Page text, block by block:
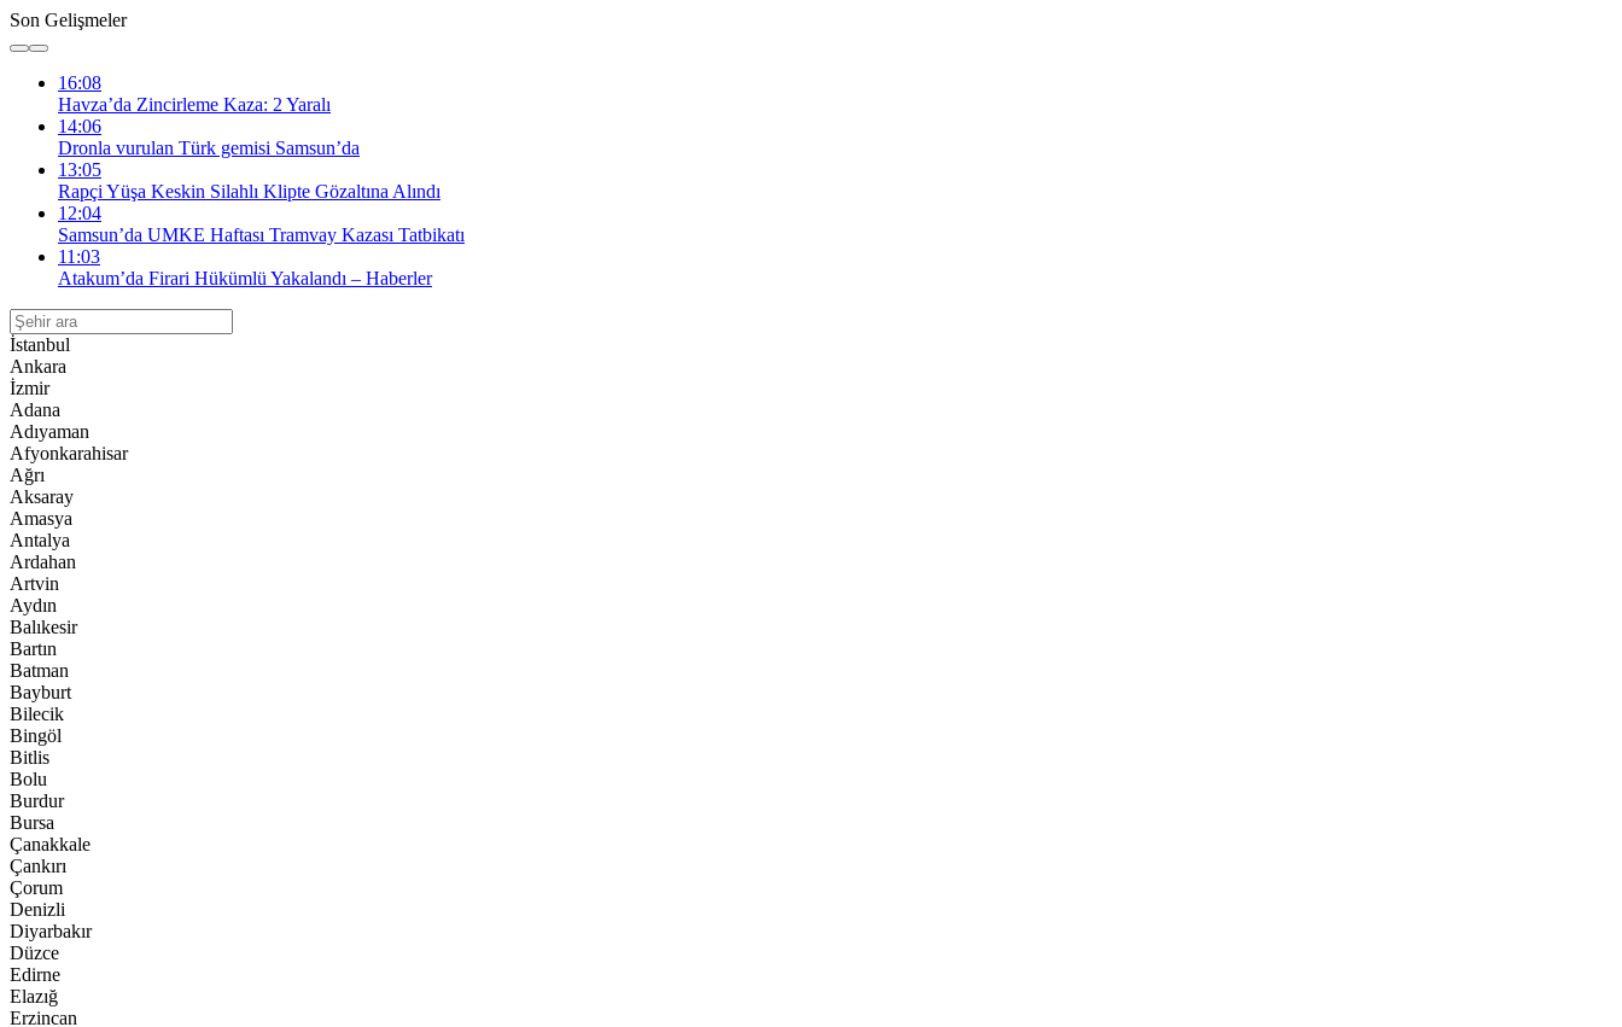
Son Gelişmeler
16:08
Havza’da Zincirleme Kaza: 2 Yaralı
14:06
Dronla vurulan Türk gemisi Samsun’da
13:05
Rapçi Yüşa Keskin Silahlı Klipte Gözaltına Alındı
12:04
Samsun’da UMKE Haftası Tramvay Kazası Tatbikatı
11:03
Atakum’da Firari Hükümlü Yakalandı – Haberler
İstanbul
Ankara
İzmir
Adana
Adıyaman
Afyonkarahisar
Ağrı
Aksaray
Amasya
Antalya
Ardahan
Artvin
Aydın
Balıkesir
Bartın
Batman
Bayburt
Bilecik
Bingöl
Bitlis
Bolu
Burdur
Bursa
Çanakkale
Çankırı
Çorum
Denizli
Diyarbakır
Düzce
Edirne
Elazığ
Erzincan